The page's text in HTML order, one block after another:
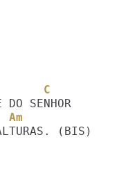
C
Am
(BIS)